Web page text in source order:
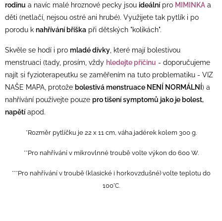
rodinu a navíc malé hroznové pecky jsou ideálnípro MIMINKA a
děti (netlačí, nejsou ostré ani hrubé). Využijete tak pytlík i po
porodu k nahřívání bříška při dětských "kolikách".
Skvěle se hodí i pro mladé dívky , které mají bolestivou
menstruaci (tady, prosím, vždy hledejte příčinu - doporučujeme
najít si fyzioterapeutku se zaměřením na tuto problematiku - VIZ
NAŠE MAPA, protože bolestivá menstruace NENÍ NORMÁLNÍ) a
nahřívání používejte pouze pro tišení symptomů jako je bolest,
napětíapod.
*Rozměr pytlíčku je 22 x 11 cm, váha jadérek kolem 300 g.
**Pro nahřívání v mikrovlnné troubě volte výkon do 600 W.
***Pro nahřívání v troubě (klasické i horkovzdušné) volte teplotu do
100°C.